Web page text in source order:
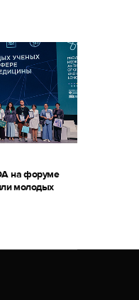
на форуме
молодых